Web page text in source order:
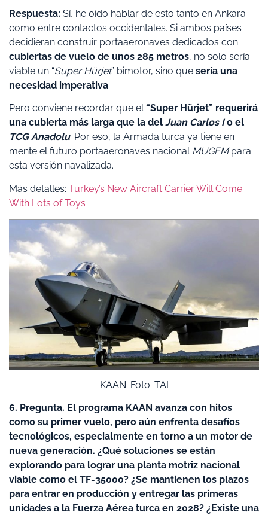
Respuesta: Sí, he oído hablar de esto tanto en Ankara
como entre contactos occidentales. Si ambos países
decidieran construir portaaeronaves dedicados con
cubiertas de vuelo de unos 285 metros, no solo sería
viable un “Super Hürjet” bimotor, sino que sería una
necesidad imperativa.
Pero conviene recordar que el“Super Hürjet” requerirá
una cubierta más larga que la del Juan Carlos Io el
TCG Anadolu. Por eso, la Armada turca ya tiene en
mente el futuro portaaeronaves nacional MUGEMpara
esta versión navalizada.
Más detalles: Turkey’s New Aircraft Carrier Will Come
With Lots of Toys
KAAN. Foto: TAI
6. Pregunta. El programa KAAN avanza con hitos
como su primer vuelo, pero aún enfrenta desafíos
tecnológicos, especialmente en torno a un motor de
nueva generación. ¿Qué soluciones se están
explorando para lograr una planta motriz nacional
viable como el TF-35000? ¿Se mantienen los plazos
para entrar en producción y entregar las primeras
unidades a la Fuerza Aérea turca en 2028? ¿Existe una